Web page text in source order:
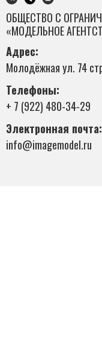
ОБЩЕСТВО С
«МОДЕЛЬНОЕ
Адрес:
Молодёжная ул. 74
Телефоны:
+ 7 (922) 480-34-29
Электронная почта:
info@imagemodel.ru